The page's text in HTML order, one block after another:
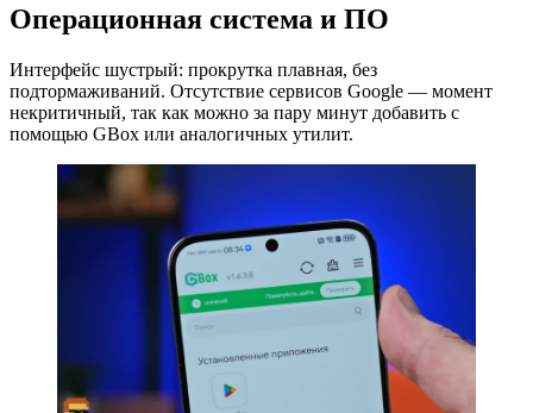
Операционная система и ПО
Интерфейс шустрый: прокрутка плавная, без
подтормаживаний. Отсутствие сервисов Google — момент
некритичный, так как можно за пару минут добавить с
помощью GBox или аналогичных утилит.